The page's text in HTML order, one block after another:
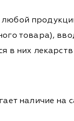
любой
товара),
в них
наличие на